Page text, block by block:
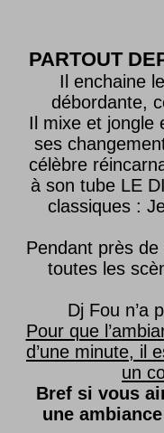
PARTOUT
Il enchaine
débordante,
Il mixe et jongle
ses
célèbre
à son tube LE
classiques :
Pendant près
toutes les
Dj Fou n’a
Pour que
d’une minute, il
un
Bref si vous
une